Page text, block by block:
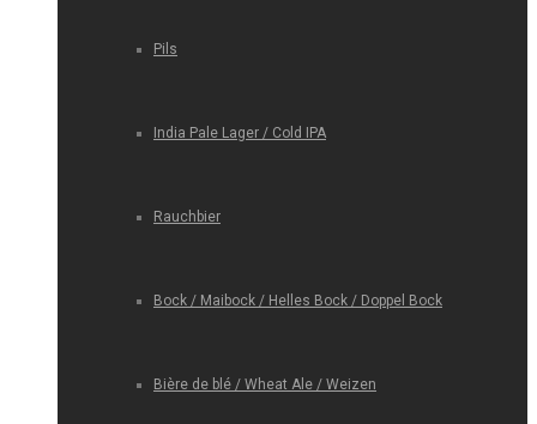
Pils
India Pale Lager / Cold IPA
Rauchbier
Bock / Maibock / Helles Bock / Doppel Bock
Bière de blé / Wheat Ale / Weizen